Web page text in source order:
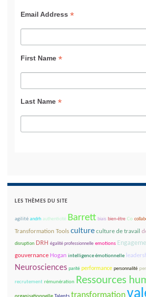
Email Address *
First Name *
Last Name *
LES THÈMES DU SITE
agilité andrh authenticité Barrett biais bien-être Co
Transformation Tools culture culture de travail
disruption DRH égalité professionnelle emotions
gouvernance Hogan intelligence émotionnelle
Neurosciences parité performance personnalité
recrutement rémunération Ressources